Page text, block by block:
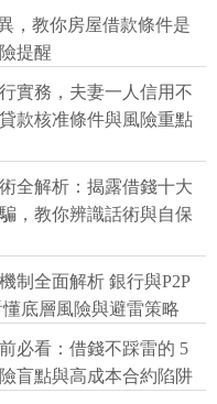
，教你房屋借款條件是
提醒
實務，夫妻一人信用不
款核准條件與風險重點
全解析：揭露借錢十大
，教你辨識話術與自保
制全面解析 銀行與P2P
底層風險與避雷策略
必看：借錢不踩雷的 5
盲點與高成本合約陷阱